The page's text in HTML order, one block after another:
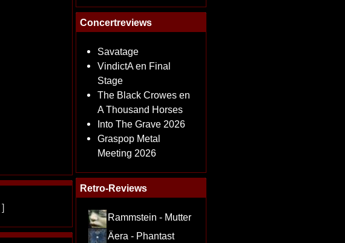
]
Concertreviews
Savatage
VindictA en Final
Stage
The Black Crowes en
A Thousand Horses
Into The Grave 2026
Graspop Metal
Meeting 2026
Retro-Reviews
Rammstein - Mutter
Äera - Phantast